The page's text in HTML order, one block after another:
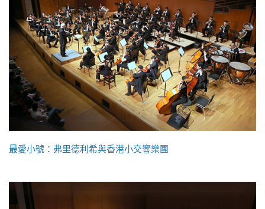
最愛小號：弗里德利希與香港小交響樂團